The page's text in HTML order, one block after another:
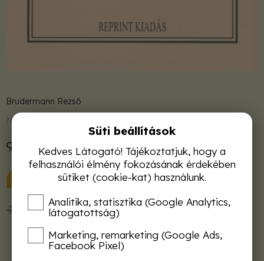
Brudermann Rezső
Nincs raktáron
990 Ft
KOSÁRBA
50 000 Ft felett ingyenes kiszállítás!
Termékleírás
Süti beállítások
Kedves Látogató! Tájékoztatjuk, hogy a
felhasználói élmény fokozásának érdekében
sütiket (cookie-kat) használunk.
Analitika, statisztika (Google Analytics,
látogatottság)
Marketing, remarketing (Google Ads,
Facebook Pixel)